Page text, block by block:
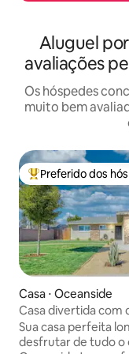
Aluguel
avaliações
Os hóspedes
muito bem
Entre os melhores
Preferido dos
Casa ⋅ Oceanside
Casa divertida com
minutos da praia e
Sua casa perfeita
desfrutar de tudo o